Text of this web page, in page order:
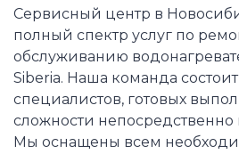
Сервисный центр в
полный спектр услуг по
обслуживанию
Siberia. Наша команда
специалистов, готовых
сложности непосредственно
Мы оснащены всем